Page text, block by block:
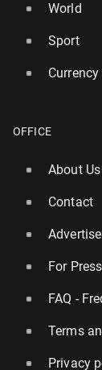
World
Sport
Currency
OFFICE
About Us
Contact
For Press
FAQ -
Terms
Privacy